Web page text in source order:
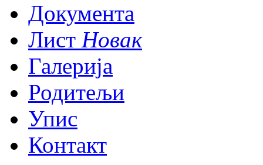
Документа
Лист Новак
Галерија
Родитељи
Упис
Контакт